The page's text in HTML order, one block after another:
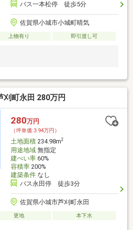
バス一本松停 徒歩5分
佐賀県小城市小城町晴気
上物有り 即引渡し可
刈町永田 280万円
280万円
（坪単価:3.94万円）
土地面積234.98m2
用途地域無指定
建ぺい率60%
容積率200%
建築条件なし
バス永田停 徒歩3分
佐賀県小城市芦刈町永田
更地
本下水